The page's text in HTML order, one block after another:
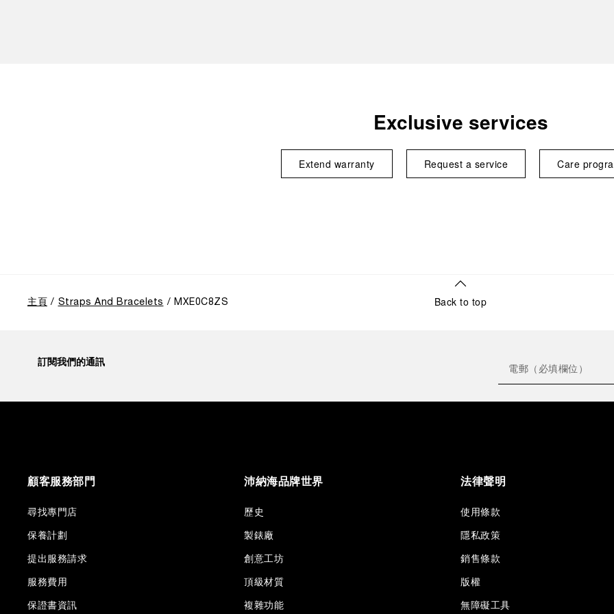
Exclusive services
Extend warranty Request a service Care
主頁 Straps And Bracelets MXE0C8ZS Back to top
訂閱我們的通訊
顧客服務部門
尋找專門店
保養計劃
提出服務請求
服務費用
保證書資訊
沛納海品牌世界
歷史
製錶廠
創意工坊
頂級材質
複雜功能
法律聲明
使用條款
隱私政策
銷售條款
版權
無障礙工具